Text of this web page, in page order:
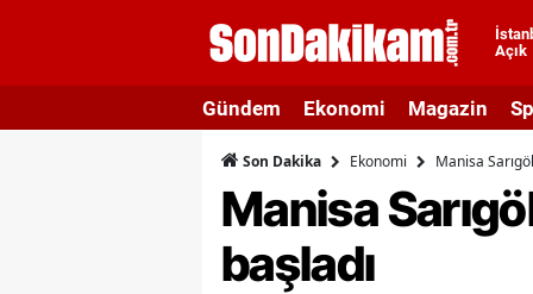
Açık
Gündem Ekonomi Magazin
Son Dakika Ekonomi Manisa
Manisa
başladı